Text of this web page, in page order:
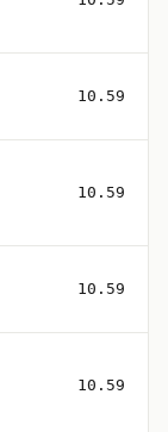
10.59
10.59
10.59
10.59